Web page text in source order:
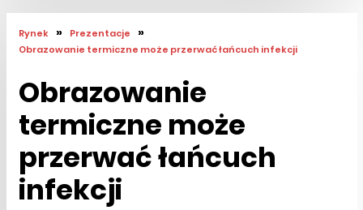
Rynek » Prezentacje »
Obrazowanie termiczne może przerwać łańcuch infekcji
Obrazowanie
termiczne może
przerwać łańcuch
infekcji